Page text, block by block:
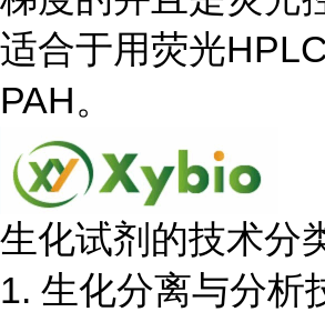
适合于用荧光
PAH。
生化试剂的技术分
1. 生化分离与分析